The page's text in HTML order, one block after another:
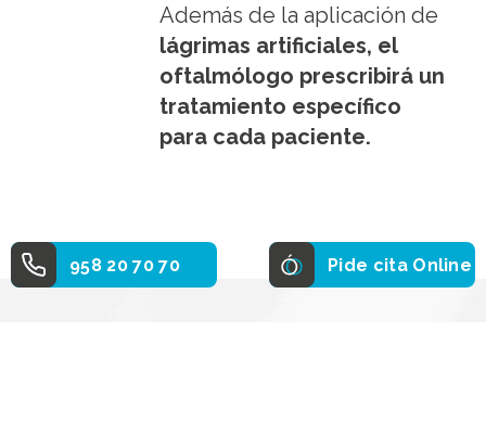
958 20 70 70 Pide cita Online
Además de la aplicación de
lágrimas artificiales, el
oftalmólogo prescribirá un
tratamiento específico
para cada paciente.